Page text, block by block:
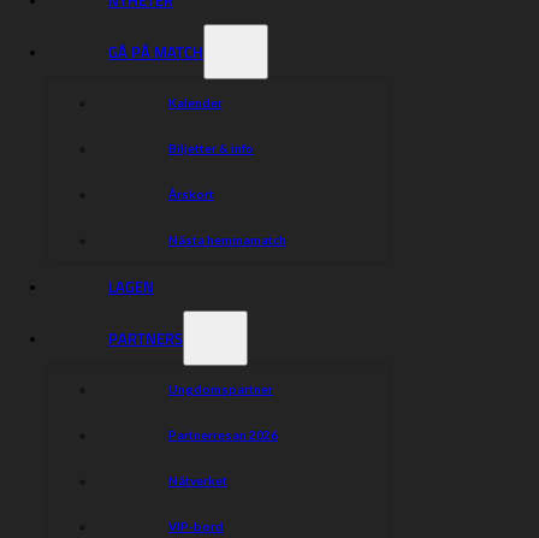
GÅ PÅ MATCH
Kalender
Biljetter & info
Årskort
Nästa hemmamatch
LAGEN
PARTNERS
Ungdomspartner
Partnerresan 2026
Nätverket
VIP-bord